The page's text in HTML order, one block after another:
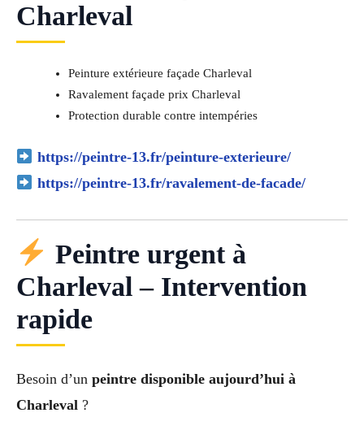
Charleval
Peinture extérieure façade Charleval
Ravalement façade prix Charleval
Protection durable contre intempéries
https://peintre-13.fr/peinture-exterieure/
https://peintre-13.fr/ravalement-de-facade/
Peintre urgent à
Charleval – Intervention
rapide
Besoin d’un peintre disponible aujourd’hui à
Charleval ?